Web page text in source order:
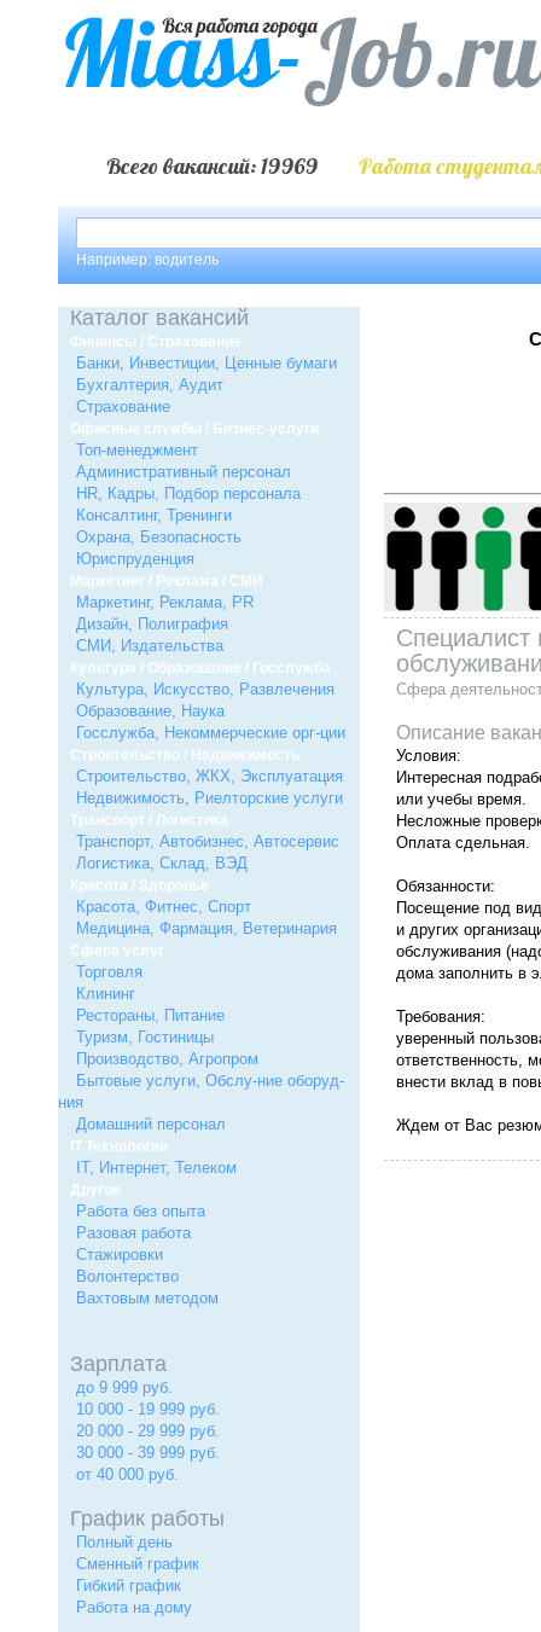
Всего вакансий: 19969 Работа
Например: водитель
Специалист
Сфера
Описание
Условия:
Интересная
или учебы время.
Несложные
Оплата сдельная.
Обязанности:
Посещение под
и других
обслуживания
дома заполнить в
Требования:
уверенный
ответственность,
внести вклад в
Ждем от Вас
Каталог вакансий
Финансы / Страхование
Банки, Инвестиции, Ценные бумаги
Бухгалтерия, Аудит
Страхование
Офисные службы / Бизнес-услуги
Топ-менеджмент
Административный персонал
HR, Кадры, Подбор персонала
Консалтинг, Тренинги
Охрана, Безопасность
Юриспруденция
Маркетинг / Реклама / СМИ
Маркетинг, Реклама, PR
Дизайн, Полиграфия
СМИ, Издательства
Культура / Образование / Госслужба
Культура, Искусство, Развлечения
Образование, Наука
Госслужба, Некоммерческие орг-ции
Строительство / Недвижимость
Строительство, ЖКХ, Эксплуатация
Недвижимость, Риелторские услуги
Транспорт / Логистика
Транспорт, Автобизнес, Автосервис
Логистика, Склад, ВЭД
Красота / Здоровье
Красота, Фитнес, Спорт
Медицина, Фармация, Ветеринария
Сфера услуг
Торговля
Клининг
Рестораны, Питание
Туризм, Гостиницы
Производство, Агропром
Бытовые услуги, Обслу-ние оборуд-
ния
Домашний персонал
IT Технологии
IT, Интернет, Телеком
Другое
Работа без опыта
Разовая работа
Стажировки
Волонтерство
Вахтовым методом
Зарплата
до 9 999 руб.
10 000 - 19 999 руб.
20 000 - 29 999 руб.
30 000 - 39 999 руб.
от 40 000 руб.
График работы
Полный день
Сменный график
Гибкий график
Работа на дому